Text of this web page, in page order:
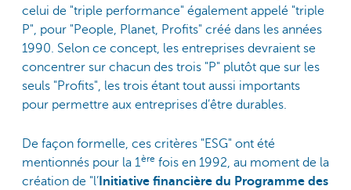
celui de "triple performance" également appelé "triple
P", pour "People, Planet, Profits" créé dans les années
1990. Selon ce concept, les entreprises devraient se
concentrer sur chacun des trois "P" plutôt que sur les
seuls "Profits", les trois étant tout aussi importants
pour permettre aux entreprises d’être durables.
De façon formelle, ces critères "ESG" ont été
mentionnés pour la 1ère fois en 1992, au moment de la
création de "l’ Initiative financière du Programme des